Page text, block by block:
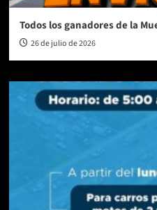
Todos los ganadores de la
26 de julio de 2026